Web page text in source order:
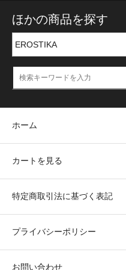
ほかの商品を探す
ホーム
カートを見る
特定商取引法に基づく表記
プライバシーポリシー
お問い合わせ